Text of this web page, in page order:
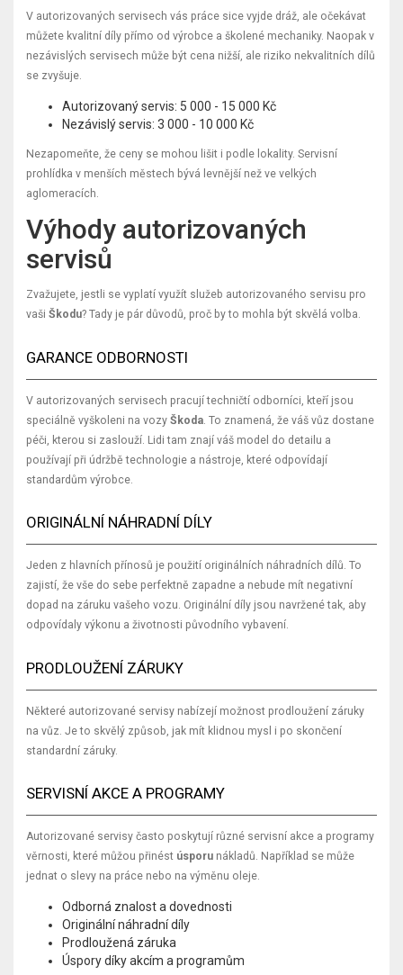
V autorizovaných servisech vás práce sice vyjde dráž, ale očekávat
můžete kvalitní díly přímo od výrobce a školené mechaniky. Naopak v
nezávislých servisech může být cena nižší, ale riziko nekvalitních dílů
se zvyšuje.
Autorizovaný servis: 5 000 - 15 000 Kč
Nezávislý servis: 3 000 - 10 000 Kč
Nezapomeňte, že ceny se mohou lišit i podle lokality. Servisní
prohlídka v menších městech bývá levnější než ve velkých
aglomeracích.
Výhody autorizovaných
servisů
Zvažujete, jestli se vyplatí využít služeb autorizovaného servisu pro
vaši Škodu? Tady je pár důvodů, proč by to mohla být skvělá volba.
GARANCE ODBORNOSTI
V autorizovaných servisech pracují techničtí odborníci, kteří jsou
speciálně vyškoleni na vozy Škoda . To znamená, že váš vůz dostane
péči, kterou si zaslouží. Lidi tam znají váš model do detailu a
používají při údržbě technologie a nástroje, které odpovídají
standardům výrobce.
ORIGINÁLNÍ NÁHRADNÍ DÍLY
Jeden z hlavních přínosů je použití originálních náhradních dílů. To
zajistí, že vše do sebe perfektně zapadne a nebude mít negativní
dopad na záruku vašeho vozu. Originální díly jsou navržené tak, aby
odpovídaly výkonu a životnosti původního vybavení.
PRODLOUŽENÍ ZÁRUKY
Některé autorizované servisy nabízejí možnost prodloužení záruky
na vůz. Je to skvělý způsob, jak mít klidnou mysl i po skončení
standardní záruky.
SERVISNÍ AKCE A PROGRAMY
Autorizované servisy často poskytují různé servisní akce a programy
věrnosti, které můžou přinést úsporu nákladů. Například se může
jednat o slevy na práce nebo na výměnu oleje.
Odborná znalost a dovednosti
Originální náhradní díly
Prodloužená záruka
Úspory díky akcím a programům